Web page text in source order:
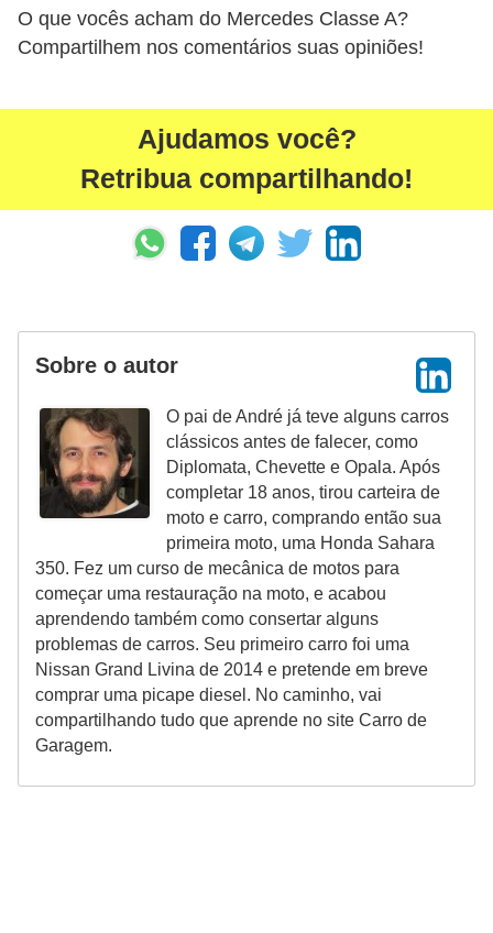
O que vocês acham do Mercedes Classe A?
Compartilhem nos comentários suas opiniões!
Ajudamos você?
Retribua compartilhando!
Sobre o autor
O pai de André já teve alguns carros
clássicos antes de falecer, como
Diplomata, Chevette e Opala. Após
completar 18 anos, tirou carteira de
moto e carro, comprando então sua
primeira moto, uma Honda Sahara
350. Fez um curso de mecânica de motos para
começar uma restauração na moto, e acabou
aprendendo também como consertar alguns
problemas de carros. Seu primeiro carro foi uma
Nissan Grand Livina de 2014 e pretende em breve
comprar uma picape diesel. No caminho, vai
compartilhando tudo que aprende no site Carro de
Garagem.